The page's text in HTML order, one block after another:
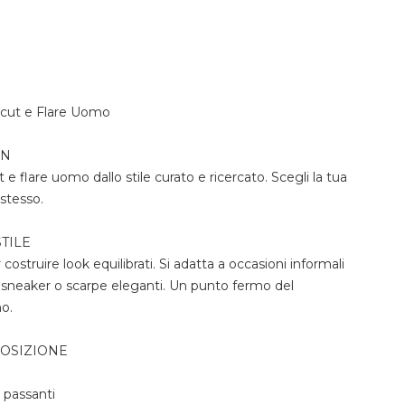
e Flare Uomo
e flare uomo dallo stile curato e ricercato. Scegli la tua
costruire look equilibrati. Si adatta a occasioni informali
o scarpe eleganti. Un punto fermo del